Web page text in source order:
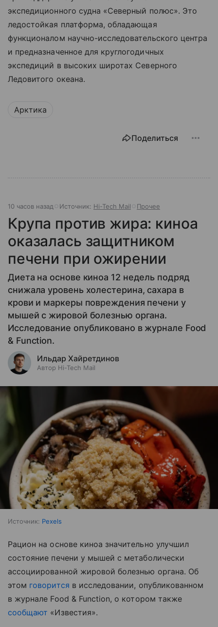
экспедиционного судна «Северный полюс». Это
ледостойкая платформа, обладающая
функционалом научно-исследовательского центра
и предназначенное для круглогодичных
экспедиций в высоких широтах Северного
Ледовитого океана.
Арктика
Поделиться
10 часов назад Источник: Hi-Tech Mail Прочее
Крупа против жира: киноа
оказалась защитником
печени при ожирении
Диета на основе киноа 12 недель подряд
снижала уровень холестерина, сахара в
крови и маркеры повреждения печени у
мышей с жировой болезнью органа.
Исследование опубликовано в журнале Food
& Function.
Ильдар Хайретдинов
Автор Hi-Tech Mail
Источник: Pexels
Рацион на основе киноа значительно улучшил
состояние печени у мышей с метаболически
ассоциированной жировой болезнью органа. Об
этом говорится в исследовании, опубликованном
в журнале Food & Function, о котором также
сообщают «Известия».